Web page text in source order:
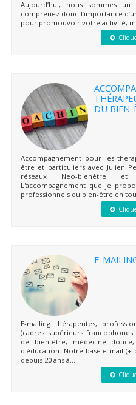
Aujourd’hui, nous sommes
comprenez donc l’importance
pour promouvoir votre activité,
DU BIEN-
Accompagnement pour les
être et particuliers avec Julien
réseaux Neo-bienêtre et
L'accompagnement que je
professionnels du bien-être en
E-
E-mailing thérapeutes,
(cadres supérieurs
de bien-être, médecine
d'éducation. Notre base e-mail (+
depuis 20 ans à...